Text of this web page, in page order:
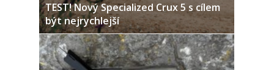
TEST! Nový Specialized Crux 5 s cílem
být nejrychlejší